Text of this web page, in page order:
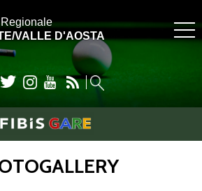
VALLE D'AOSTA